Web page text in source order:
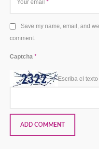
Your email *
Save my name, email, and
comment.
Captcha *
Escriba el